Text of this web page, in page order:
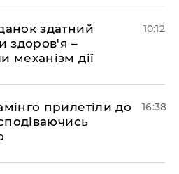
здатний
здоров'я –
механізм дії
10:12
прилетіли до
16:38